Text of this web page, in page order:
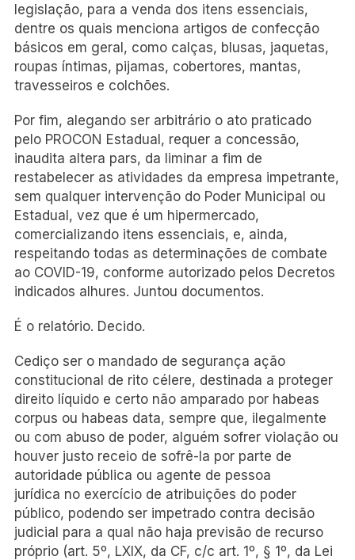
legislação, para a venda dos itens essenciais,
dentre os quais menciona artigos de confecção
básicos em geral, como calças, blusas, jaquetas,
roupas íntimas, pijamas, cobertores, mantas,
travesseiros e colchões.
Por fim, alegando ser arbitrário o ato praticado
pelo PROCON Estadual, requer a concessão,
inaudita altera pars, da liminar a fim de
restabelecer as atividades da empresa impetrante,
sem qualquer intervenção do Poder Municipal ou
Estadual, vez que é um hipermercado,
comercializando itens essenciais, e, ainda,
respeitando todas as determinações de combate
ao COVID-19, conforme autorizado pelos Decretos
indicados alhures. Juntou documentos.
É o relatório. Decido.
Cediço ser o mandado de segurança ação
constitucional de rito célere, destinada a proteger
direito líquido e certo não amparado por habeas
corpus ou habeas data, sempre que, ilegalmente
ou com abuso de poder, alguém sofrer violação ou
houver justo receio de sofrê-la por parte de
autoridade pública ou agente de pessoa
jurídica no exercício de atribuições do poder
público, podendo ser impetrado contra decisão
judicial para a qual não haja previsão de recurso
próprio (art. 5º, LXIX, da CF, c/c art. 1º, § 1º, da Lei